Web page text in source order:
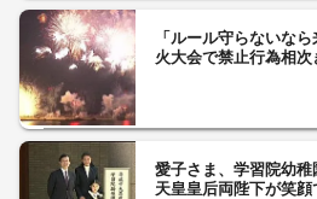
「ルール守らないな
火大会で禁止行為相
愛子さま、学習院幼
天皇皇后両陛下が笑